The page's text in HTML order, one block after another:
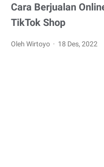
Cara Berjualan
TikTok Shop
Oleh Wirtoyo 18 Des, 2022